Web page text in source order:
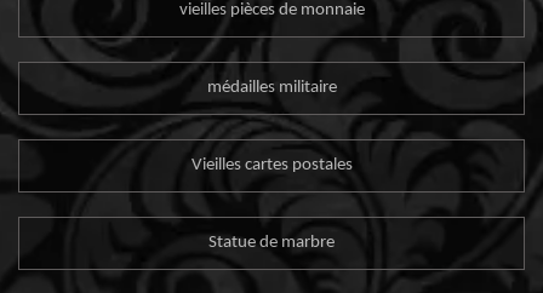
vieilles pièces de monnaie
médailles militaire
Vieilles cartes postales
Statue de marbre